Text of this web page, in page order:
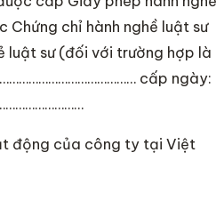
Chứng chỉ hành nghề luật sư
luật sư (đối với trường hợp là
cấp ngày:
động của công ty tại Việt